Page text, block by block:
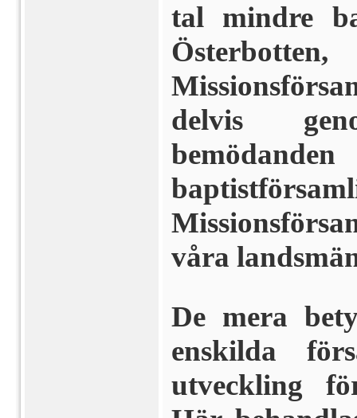
tal mindre
delvis
våra
De mera
enskilda
utveckling